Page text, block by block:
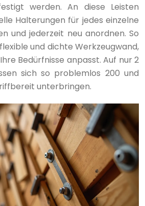
werden. An diese Leisten
Halterungen für jedes einzelne
und jederzeit neu anordnen. So
und dichte Werkzeugwand,
Bedürfnisse anpasst. Auf nur 2
sich so problemlos 200 und
unterbringen.